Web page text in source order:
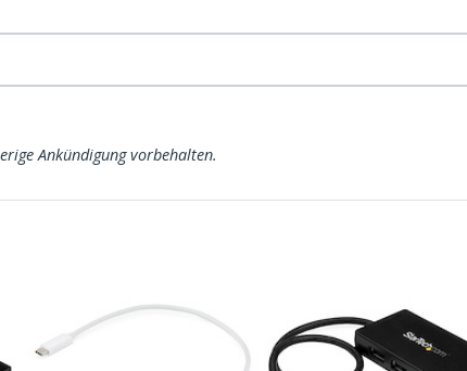
Ankündigung vorbehalten.